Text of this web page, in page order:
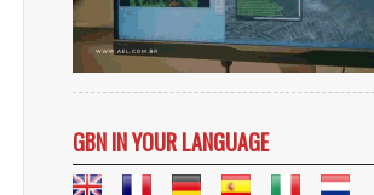
GBN IN YOUR LANGUAGE